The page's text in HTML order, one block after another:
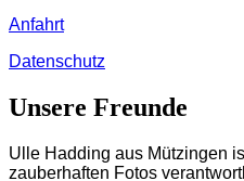
Anfahrt
Datenschutz
Unsere Freunde
Ulle Hadding aus Mützingen
zauberhaften Fotos